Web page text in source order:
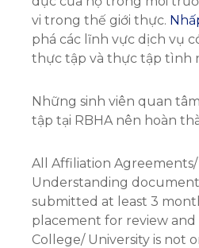
vi trong thế giới thực.
phá các lĩnh vực dịch vụ
thực tập và thực tập tình
Những sinh viên quan
tập tại RBHA nên hoàn
All Affiliation
Understanding
submitted at least 3
placement for review
College/ University is not